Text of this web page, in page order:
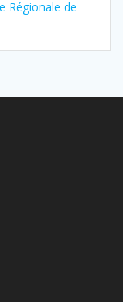
Régionale de